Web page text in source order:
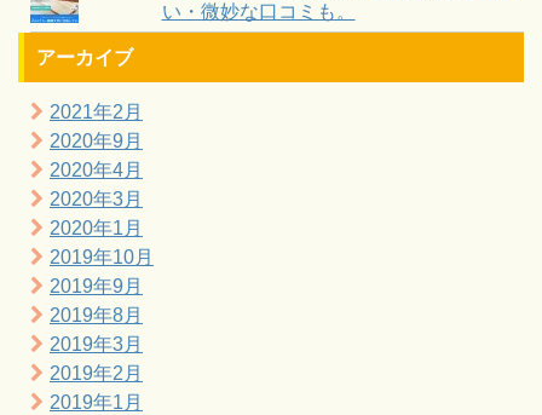
い・微妙な口コミも。
アーカイブ
2021年2月
2020年9月
2020年4月
2020年3月
2020年1月
2019年10月
2019年9月
2019年8月
2019年3月
2019年2月
2019年1月